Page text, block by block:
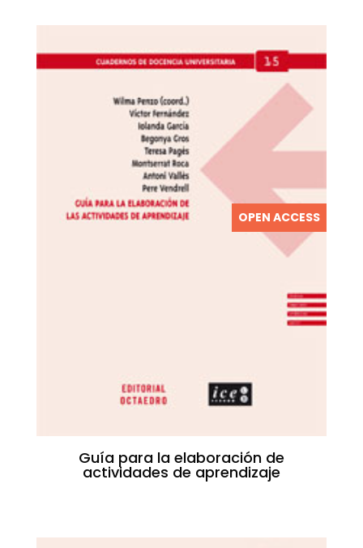
OPEN ACCESS
Guía para la elaboración de
actividades de aprendizaje